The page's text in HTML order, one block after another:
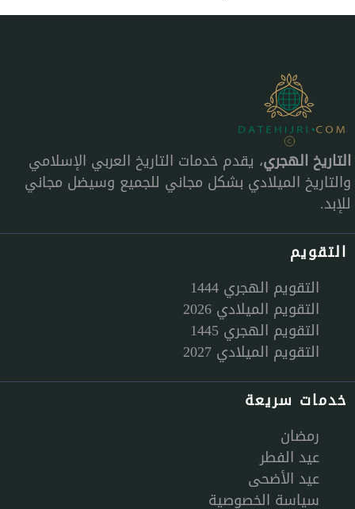
التاريخ الهجري، يقدم خدمات التاريخ العربي الإسلامي
والتاريخ الميلادي بشكل مجاني للجميع وسيضل مجاني
للإبد.
التقويم
التقويم الهجري 1444
التقويم الميلادي 2026
التقويم الهجري 1445
التقويم الميلادي 2027
خدمات سريعة
رمضان
عيد الفطر
عيد الأضحى
سياسة الخصوصية